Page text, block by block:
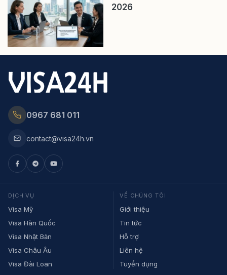
2026
0967 681 011
contact@visa24h.vn
DỊCH VỤ
Visa Mỹ
Visa Hàn Quốc
Visa Nhật Bản
Visa Châu Âu
Visa Đài Loan
VỀ CHÚNG TÔI
Giới thiệu
Tin tức
Hỗ trợ
Liên hệ
Tuyển dụng